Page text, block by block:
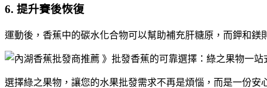
6. 提升賽後恢復
運動後，香蕉中的碳水化合物可以幫助補充肝糖原，而鉀和鎂
選擇綠之果物，讓您的水果批發需求不再是煩惱，而是一份